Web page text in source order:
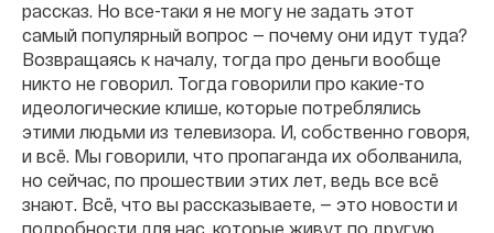
рассказ. Но все-таки я не могу не задать этот
самый популярный вопрос — почему они идут туда?
Возвращаясь к началу, тогда про деньги вообще
никто не говорил. Тогда говорили про какие-то
идеологические клише, которые потреблялись
этими людьми из телевизора. И, собственно говоря,
и всё. Мы говорили, что пропаганда их оболванила,
но сейчас, по прошествии этих лет, ведь все всё
знают. Всё, что вы рассказываете, — это новости и
подробности для нас, которые живут по другую